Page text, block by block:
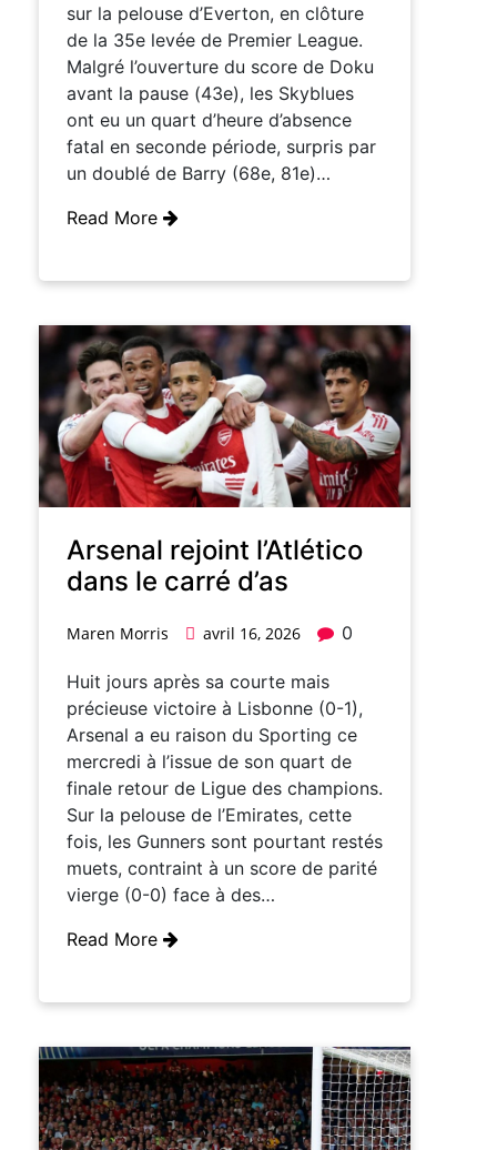
sur la pelouse d’Everton, en clôture
de la 35e levée de Premier League.
Malgré l’ouverture du score de Doku
avant la pause (43e), les Skyblues
ont eu un quart d’heure d’absence
fatal en seconde période, surpris par
un doublé de Barry (68e, 81e)…
Read More
Arsenal rejoint l’Atlético
dans le carré d’as
Maren Morris avril 16, 2026 0
Huit jours après sa courte mais
précieuse victoire à Lisbonne (0-1),
Arsenal a eu raison du Sporting ce
mercredi à l’issue de son quart de
finale retour de Ligue des champions.
Sur la pelouse de l’Emirates, cette
fois, les Gunners sont pourtant restés
muets, contraint à un score de parité
vierge (0-0) face à des…
Read More